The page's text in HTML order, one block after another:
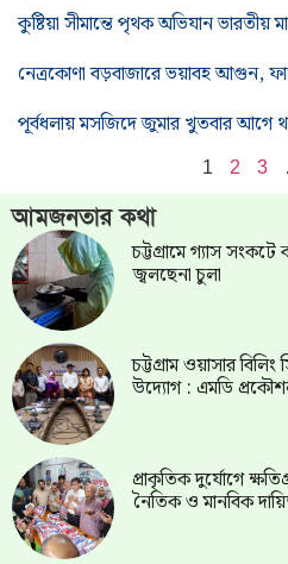
কুষ্টিয়া সীমান্তে পৃথক অভিযান
নেত্রকোণা বড়বাজারে ভয়াবহ আগুন,
পূর্বধলায় মসজিদে জুমার খুতবার আগে
1 2 3
আমজনতার কথা
চট্টগ্রামে গ্যাস
জ্বলছেনা চুলা
চট্টগ্রাম ওয়াসার
উদ্যোগ : এমডি
প্রাকৃতিক দুর্যোগে
নৈতিক ও মানবিক